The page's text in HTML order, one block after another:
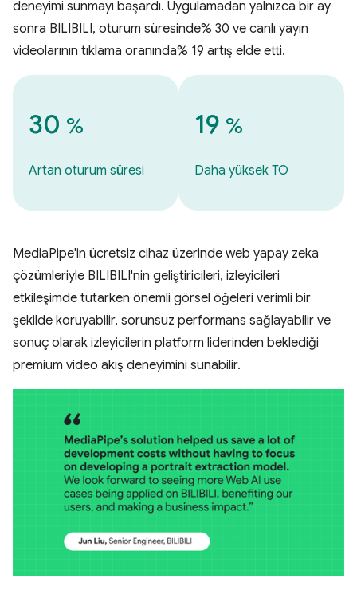
deneyimi sunmayı başardı. Uygulamadan yalnızca bir ay
sonra BILIBILI, oturum süresinde% 30 ve canlı yayın
videolarının tıklama oranında% 19 artış elde etti.
30 %
Artan oturum süresi
19 %
Daha yüksek TO
MediaPipe'in ücretsiz cihaz üzerinde web yapay zeka
çözümleriyle BILIBILI'nin geliştiricileri, izleyicileri
etkileşimde tutarken önemli görsel öğeleri verimli bir
şekilde koruyabilir, sorunsuz performans sağlayabilir ve
sonuç olarak izleyicilerin platform liderinden beklediği
premium video akış deneyimini sunabilir.